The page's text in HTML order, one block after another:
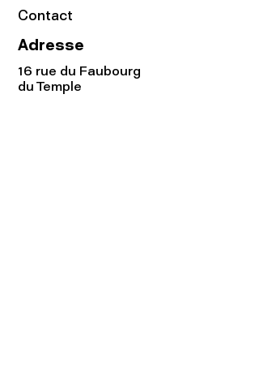
Contact
Adresse
16 rue du Faubourg
du Temple